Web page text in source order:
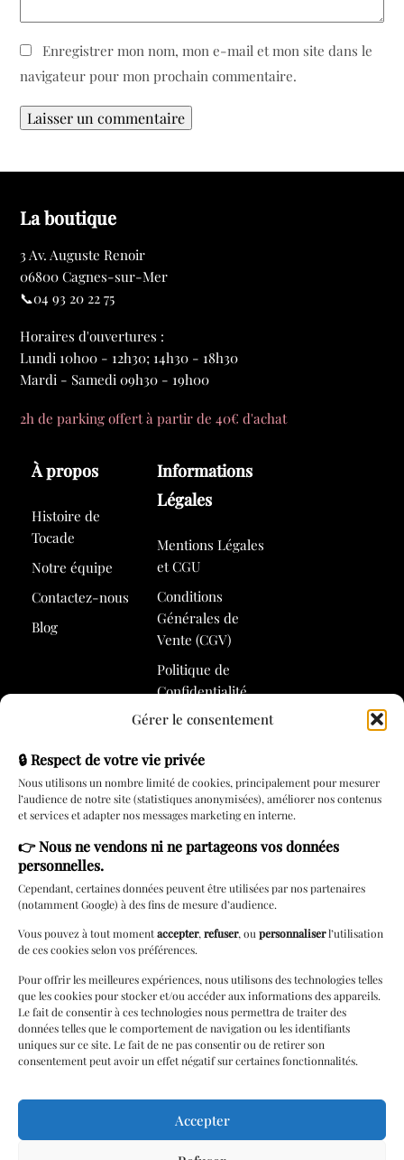
Gérer le consentement
🔒 Respect de votre vie privée
Nous utilisons un nombre limité de cookies, principalement pour mesurer
l’audience de notre site (statistiques anonymisées), améliorer nos contenus
et services et adapter nos messages marketing en interne.
👉Nous ne vendons ni ne partageons vos données
personnelles.
Cependant, certaines données peuvent être utilisées par nos partenaires
(notamment Google) à des fins de mesure d’audience.
Vous pouvez à tout momentaccepter,refuser, oupersonnaliserl’utilisation
de ces cookies selon vos préférences.
Pour offrir les meilleures expériences, nous utilisons des technologies telles
que les cookies pour stocker et/ou accéder aux informations des appareils.
Le fait de consentir à ces technologies nous permettra de traiter des
données telles que le comportement de navigation ou les identifiants
uniques sur ce site. Le fait de ne pas consentir ou de retirer son
consentement peut avoir un effet négatif sur certaines fonctionnalités.
Accepter
Enregistrer mon nom, mon e-mail et mon site dans le
navigateur pour mon prochain commentaire.
La boutique
3 Av. Auguste Renoir
06800 Cagnes-sur-Mer
📞04 93 20 22 75
Horaires d'ouvertures :
Lundi 10h00 - 12h30; 14h30 - 18h30
Mardi - Samedi 09h30 - 19h00
2h de parking offert à partir de 40€ d'achat
À propos
Histoire de
Tocade
Notre équipe
Contactez-nous
Blog
Informations
Légales
Mentions Légales
et CGU
Conditions
Générales de
Vente (CGV)
Politique de
Confidentialité
Politique de
Services
Rendez-vous
Carte cadeau
Lingerie à
domicile
Cérémonie
Paiements 3/4 fois
Programme de
Retouches